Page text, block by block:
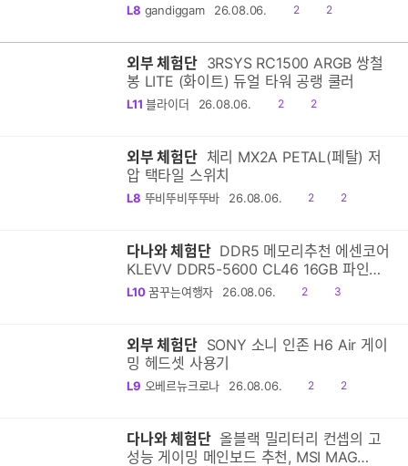
L8 gandiggam 26.08.06.
공
2
댓
2
외부 체험단 3RSYS RC1500 ARGB 쌍철
봉 LITE (화이트) 듀얼 타워 공랭 쿨러
L11 블라이더 26.08.06.
공
2
댓
2
외부 체험단 체리 MX2A PETAL(페탈) 저
압 택타일 스위치
L8 뚜비뚜비뚜뚜바 26.08.06.
공
2
댓
2
다나와 체험단 DDR5 메모리추천 에센코어
KLEVV DDR5-5600 CL46 16GB 파인인
포 호환성, 안정성 좋네요
L10 꿈꾸는여행자 26.08.06.
공
2
댓
3
외부 체험단 SONY 소니 인존 H6 Air 게이
밍 헤드셋 사용기
L9 오베르뉴크로나 26.08.06.
공
2
댓
2
다나와 체험단 올블랙 밀리터리 컨셉의 고
성능 게이밍 메인보드 추천, MSI MAG